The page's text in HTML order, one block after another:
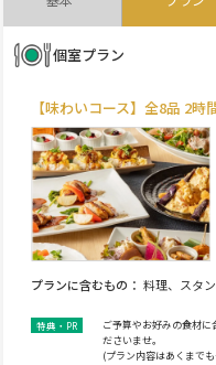
個室プラン
【味わいコース】全8品 2
プランに含むもの 料理、スタ
ご予算やお好みの食材
ださいませ。
(プラン内容はあくまで